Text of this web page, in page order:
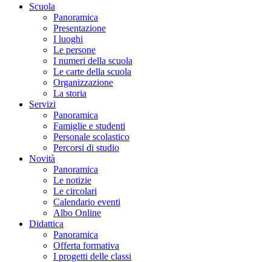
Scuola
Panoramica
Presentazione
I luoghi
Le persone
I numeri della scuola
Le carte della scuola
Organizzazione
La storia
Servizi
Panoramica
Famiglie e studenti
Personale scolastico
Percorsi di studio
Novità
Panoramica
Le notizie
Le circolari
Calendario eventi
Albo Online
Didattica
Panoramica
Offerta formativa
I progetti delle classi